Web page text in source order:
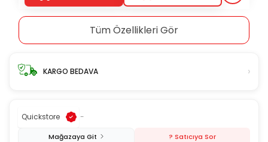
Tüm Özellikleri Gör
KARGO BEDAVA ›
Quickstore -
Mağazaya Git ? Satıcıya Sor